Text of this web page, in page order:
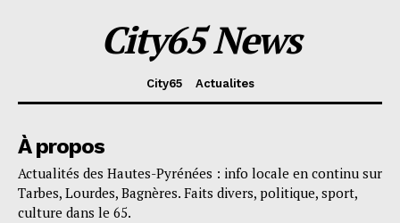
City65 News
City65 Actualites
À propos
Actualités des Hautes-Pyrénées : info locale en continu sur
Tarbes, Lourdes, Bagnères. Faits divers, politique, sport,
culture dans le 65.